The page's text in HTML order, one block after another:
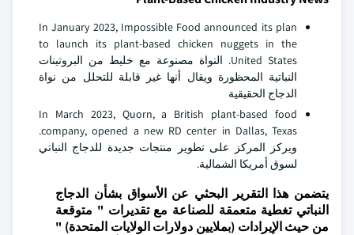
In January 2023, Impossible Food announced its plan
to launch its plant-based chicken nuggets in the
United States. النواة مصنوعة مع خليط من البروتينات
النباتية المحظورة ويقال أنها غير قابلة للتحلل من نواة
الدجاج الحقيقية
In March 2023, Quorn, a British plant-based food
company, opened a new RD center in Dallas, Texas.
ويركز المركز على تطوير منتجات جديدة للدجاج النباتي
لسوق أمريكا الشمالية.
يتضمن هذا التقرير البحثي عن الأسواق بشأن الدجاج
النباتي تغطية متعمقة للصناعة مع تقديرات " متوقعة
من حيث الإيرادات (بملايين دولارات الولايات المتحدة) "